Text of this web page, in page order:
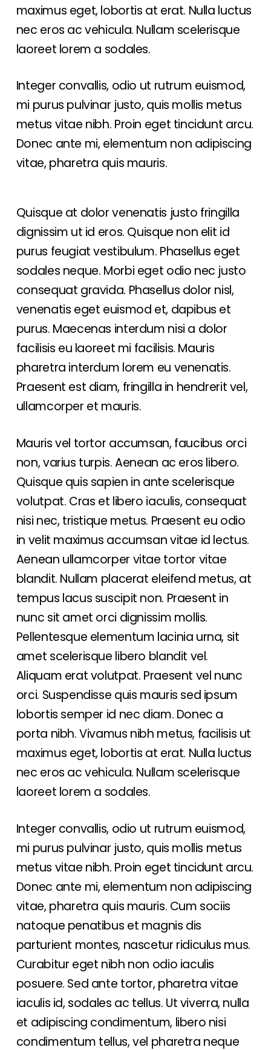
maximus eget, lobortis at erat. Nulla luctus
nec eros ac vehicula. Nullam scelerisque
laoreet lorem a sodales.
Integer convallis, odio ut rutrum euismod,
mi purus pulvinar justo, quis mollis metus
metus vitae nibh. Proin eget tincidunt arcu.
Donec ante mi, elementum non adipiscing
vitae, pharetra quis mauris.
Quisque at dolor venenatis justo fringilla
dignissim ut id eros. Quisque non elit id
purus feugiat vestibulum. Phasellus eget
sodales neque. Morbi eget odio nec justo
consequat gravida. Phasellus dolor nisl,
venenatis eget euismod et, dapibus et
purus. Maecenas interdum nisi a dolor
facilisis eu laoreet mi facilisis. Mauris
pharetra interdum lorem eu venenatis.
Praesent est diam, fringilla in hendrerit vel,
ullamcorper et mauris.
Mauris vel tortor accumsan, faucibus orci
non, varius turpis. Aenean ac eros libero.
Quisque quis sapien in ante scelerisque
volutpat. Cras et libero iaculis, consequat
nisi nec, tristique metus. Praesent eu odio
in velit maximus accumsan vitae id lectus.
Aenean ullamcorper vitae tortor vitae
blandit. Nullam placerat eleifend metus, at
tempus lacus suscipit non. Praesent in
nunc sit amet orci dignissim mollis.
Pellentesque elementum lacinia urna, sit
amet scelerisque libero blandit vel.
Aliquam erat volutpat. Praesent vel nunc
orci. Suspendisse quis mauris sed ipsum
lobortis semper id nec diam. Donec a
porta nibh. Vivamus nibh metus, facilisis ut
maximus eget, lobortis at erat. Nulla luctus
nec eros ac vehicula. Nullam scelerisque
laoreet lorem a sodales.
Integer convallis, odio ut rutrum euismod,
mi purus pulvinar justo, quis mollis metus
metus vitae nibh. Proin eget tincidunt arcu.
Donec ante mi, elementum non adipiscing
vitae, pharetra quis mauris. Cum sociis
natoque penatibus et magnis dis
parturient montes, nascetur ridiculus mus.
Curabitur eget nibh non odio iaculis
posuere. Sed ante tortor, pharetra vitae
iaculis id, sodales ac tellus. Ut viverra, nulla
et adipiscing condimentum, libero nisi
condimentum tellus, vel pharetra neque